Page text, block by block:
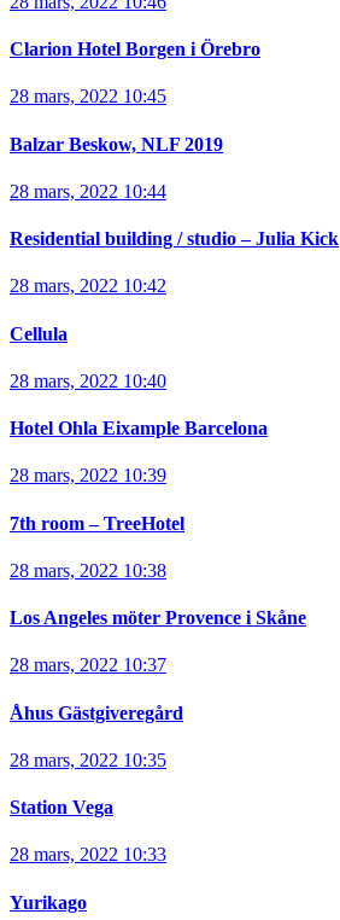
Clarion Hotel Borgen i Örebro
28 mars, 2022 10:45
Balzar Beskow, NLF 2019
28 mars, 2022 10:44
Residential building / studio – Julia Kick
28 mars, 2022 10:42
Cellula
28 mars, 2022 10:40
Hotel Ohla Eixample Barcelona
28 mars, 2022 10:39
7th room – TreeHotel
28 mars, 2022 10:38
Los Angeles möter Provence i Skåne
28 mars, 2022 10:37
Åhus Gästgiveregård
28 mars, 2022 10:35
Station Vega
28 mars, 2022 10:33
Yurikago